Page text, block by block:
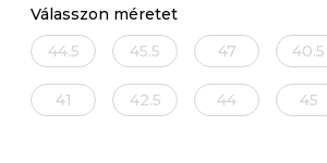
Válasszon méretet
44.5
45.5 47 40.5
41 42.5 44 45